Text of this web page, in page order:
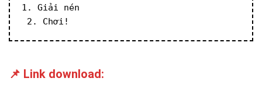
1. Giải nén
2. Chơi!
📌 Link download: